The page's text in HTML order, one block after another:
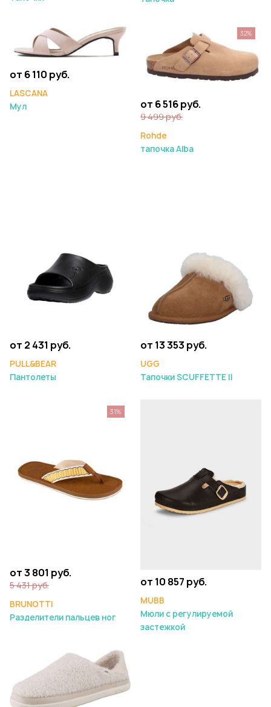
от 6 110 руб.
LASCANA
Мул
от 6 516 руб.
9 499 руб.
Rohde
тапочка Alba
32%
от 2 431 руб.
PULL&BEAR
Пантолеты
от 13 353 руб.
UGG
Тапочки SCUFFETTE II
от 3 801 руб.
5 431 руб.
BRUNOTTI
Разделители пальцев ног
31%
от 10 857 руб.
MUBB
Мюли с регулируемой
застежкой